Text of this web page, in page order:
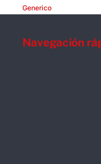
Generico
Navegación